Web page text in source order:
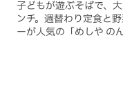
子どもが遊ぶそばで、
ンチ。週替わり定食と
ーが人気の「めしや の